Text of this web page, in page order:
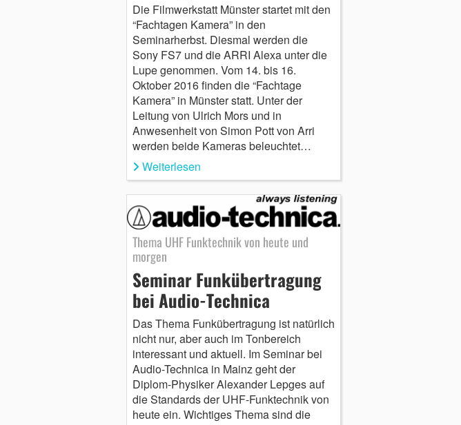
Die Filmwerkstatt Münster startet mit den
“Fachtagen Kamera” in den
Seminarherbst. Diesmal werden die
Sony FS7 und die ARRI Alexa unter die
Lupe genommen. Vom 14. bis 16.
Oktober 2016 finden die “Fachtage
Kamera” in Münster statt. Unter der
Leitung von Ulrich Mors und in
Anwesenheit von Simon Pott von Arri
werden beide Kameras beleuchtet…
Weiterlesen
Thema UHF Funktechnik von heute und
morgen
Seminar Funkübertragung
bei Audio-Technica
Das Thema Funkübertragung ist natürlich
nicht nur, aber auch im Tonbereich
interessant und aktuell. Im Seminar bei
Audio-Technica in Mainz geht der
Diplom-Physiker Alexander Lepges auf
die Standards der UHF-Funktechnik von
heute ein. Wichtiges Thema sind die